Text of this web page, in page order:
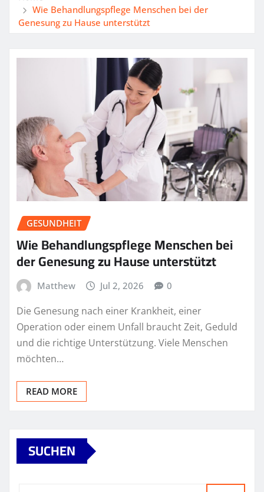
Wie Behandlungspflege Menschen bei der
Genesung zu Hause unterstützt
GESUNDHEIT
Wie Behandlungspflege Menschen bei
der Genesung zu Hause unterstützt
Matthew Jul 2, 2026 0
Die Genesung nach einer Krankheit, einer
Operation oder einem Unfall braucht Zeit, Geduld
und die richtige Unterstützung. Viele Menschen
möchten…
READ MORE
SUCHEN